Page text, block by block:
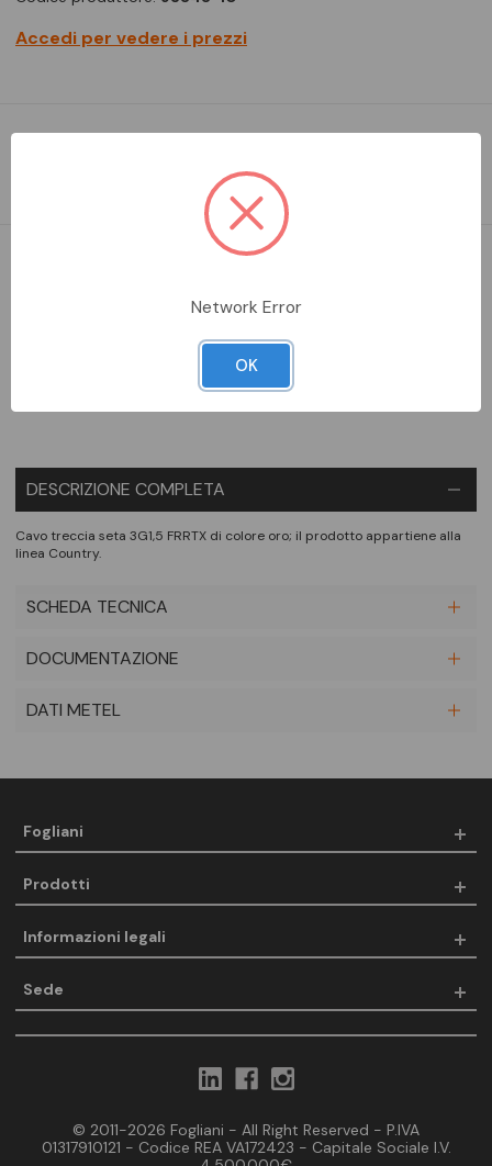
Accedi per vedere i prezzi
Aggiungi alla comparazione
DESCRIZIONE COMPLETA
Cavo treccia seta 3G1,5 FRRTX di colore oro; il prodotto appartiene alla
linea Country.
SCHEDA TECNICA
DOCUMENTAZIONE
DATI METEL
Fogliani
Prodotti
Informazioni legali
Sede
© 2011-2026 Fogliani - All Right Reserved - P.IVA
01317910121 - Codice REA VA172423 - Capitale Sociale I.V.
Network Error
OK